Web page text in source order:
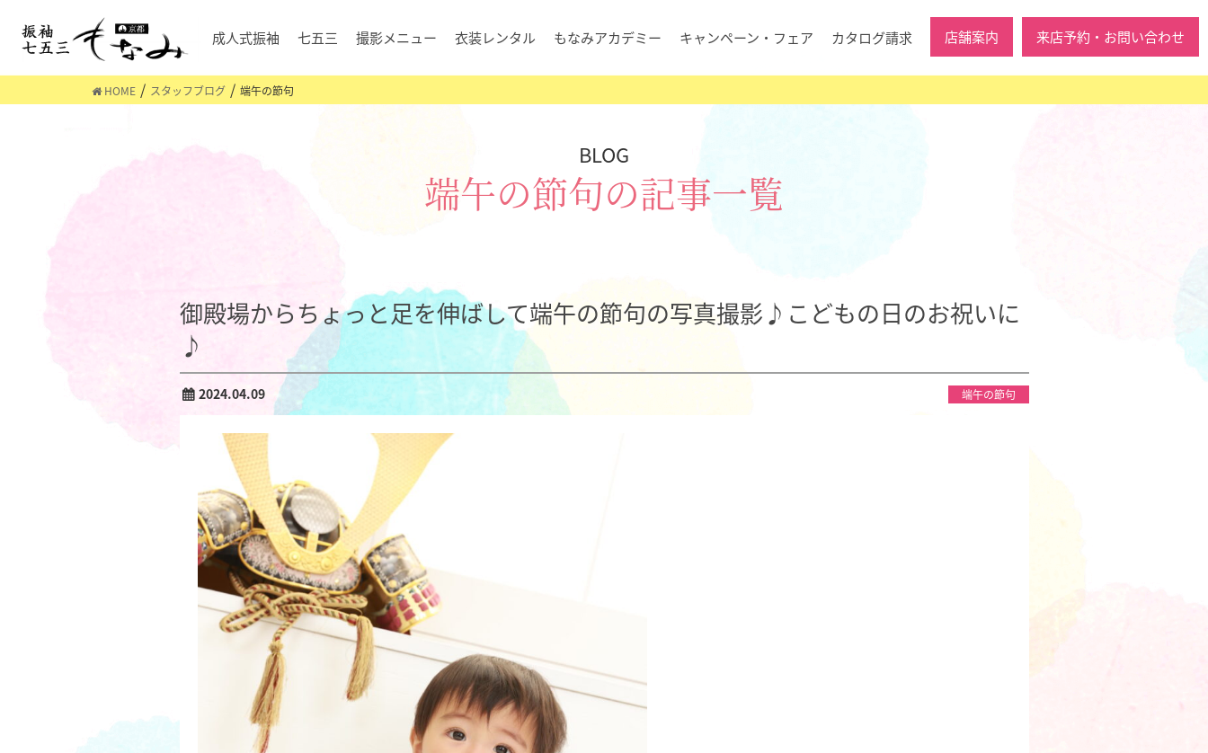
成人式振袖 七五三 撮影メニュー 衣装レンタル もなみアカデミー キャンペーン・フェア カタログ請求 店舗案内 来店予約・お問い合わせ
HOME スタッフブログ 端午の節句
BLOG
端午の節句の記事一覧
御殿場からちょっと足を伸ばして端午の節句の写真撮影♪こどもの日のお祝いに
♪
2024.04.09 端午の節句